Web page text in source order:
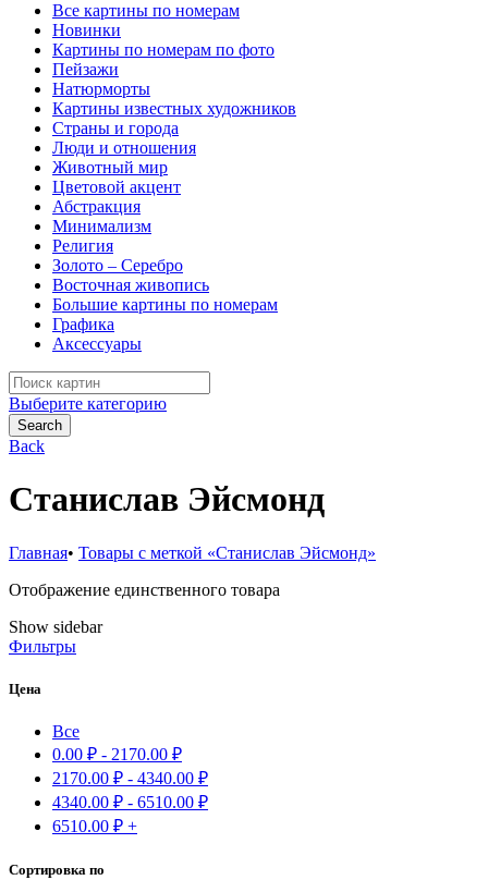
Все картины по номерам
Новинки
Картины по номерам по фото
Пейзажи
Натюрморты
Картины известных художников
Страны и города
Люди и отношения
Животный мир
Цветовой акцент
Абстракция
Минимализм
Религия
Золото – Серебро
Восточная живопись
Большие картины по номерам
Графика
Аксессуары
Search
for:
Выберите категорию
Search
Back
Станислав Эйсмонд
Главная• Товары с меткой «Станислав Эйсмонд»
Отображение единственного товара
Show sidebar
Фильтры
Цена
Все
0.00 ₽ - 2170.00 ₽
2170.00 ₽ - 4340.00 ₽
4340.00 ₽ - 6510.00 ₽
6510.00 ₽ +
Сортировка по